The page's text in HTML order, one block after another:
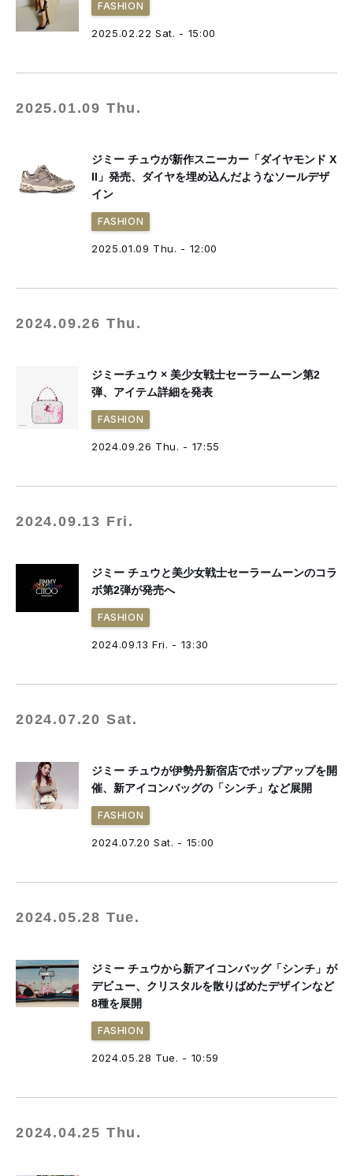
FASHION
2025.02.22 Sat. - 15:00
2025.01.09 Thu.
ジミー チュウが新作スニーカー「ダイヤモンド X
II」発売、ダイヤを埋め込んだようなソールデザ
イン
FASHION
2025.01.09 Thu. - 12:00
2024.09.26 Thu.
ジミーチュウ × 美少女戦士セーラームーン第2
弾、アイテム詳細を発表
FASHION
2024.09.26 Thu. - 17:55
2024.09.13 Fri.
ジミー チュウと美少女戦士セーラームーンのコラ
ボ第2弾が発売へ
FASHION
2024.09.13 Fri. - 13:30
2024.07.20 Sat.
ジミー チュウが伊勢丹新宿店でポップアップを開
催、新アイコンバッグの「シンチ」など展開
FASHION
2024.07.20 Sat. - 15:00
2024.05.28 Tue.
ジミー チュウから新アイコンバッグ「シンチ」が
デビュー、クリスタルを散りばめたデザインなど
8種を展開
FASHION
2024.05.28 Tue. - 10:59
2024.04.25 Thu.